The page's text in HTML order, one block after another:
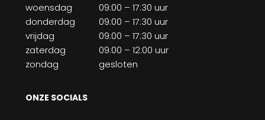
woensdag
09:00 – 17:30 uur
donderdag
09:00 – 17:30 uur
vrijdag
09:00 – 17:30 uur
zaterdag
09:00 – 12:00 uur
zondag
gesloten
ONZE SOCIALS